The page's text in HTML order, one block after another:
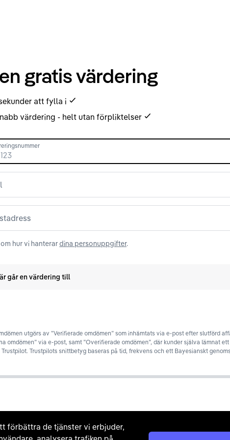
förbättra de tjänster vi erbjuder,
gratis värdering
att fylla i
värdering - helt utan förpliktelser
hur vi hanterardina personuppgifter.
går en värdering till
utgörs av ”Verifierade omdömen” som inhämtats via e-post efter slutförd
omdömen” via e-post, samt ”Overifierade omdömen”, där kunder själva lämnat
Trustpilot. Trustpilots snittbetyg baseras på tid, frekvens och ett Bayesianskt